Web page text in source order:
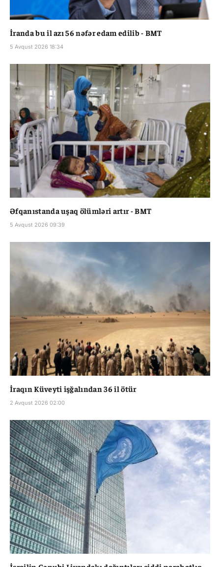
İranda bu il azı 56 nəfər edam edilib - BMT
5 Avqust 2026 18:34
Əfqanıstanda uşaq ölümləri artır - BMT
5 Avqust 2026 09:39
İraqın Küveyti işğalından 36 il ötür
2 Avqust 2026 02:00